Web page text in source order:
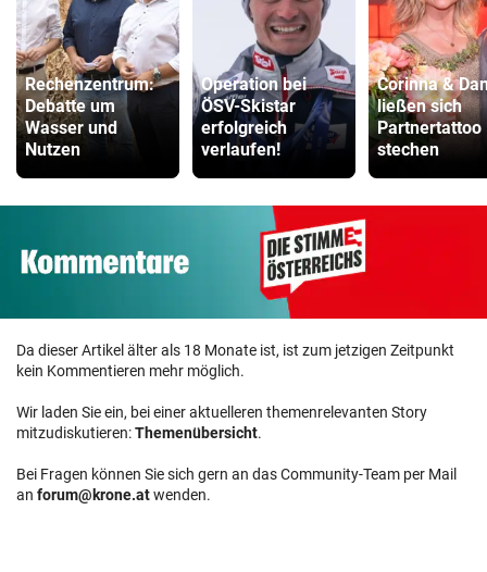
Rechenzentrum:
Debatte um
Wasser und
Nutzen
Operation bei
ÖSV-Skistar
erfolgreich
verlaufen!
Corinna &
ließen sich
Partnertattoo
stechen
Da dieser Artikel älter als 18 Monate ist, ist zum jetzigen Zeitpunkt
kein Kommentieren mehr möglich.
Wir laden Sie ein, bei einer aktuelleren themenrelevanten Story
mitzudiskutieren:Themenübersicht.
Bei Fragen können Sie sich gern an das Community-Team per Mail
an forum@krone.atwenden.